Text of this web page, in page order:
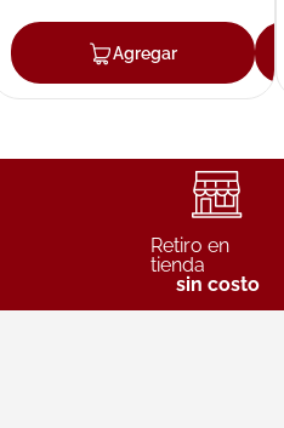
AgregarAgregar
Retiro en
tienda
sin costo